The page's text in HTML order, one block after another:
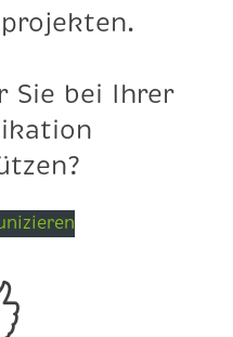
Sie bei Ihrer